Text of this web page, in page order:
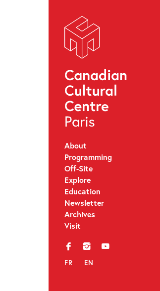
About
Programming
Off-Site
Explore
Education
Newsletter
Archives
Visit
f i y
FR EN